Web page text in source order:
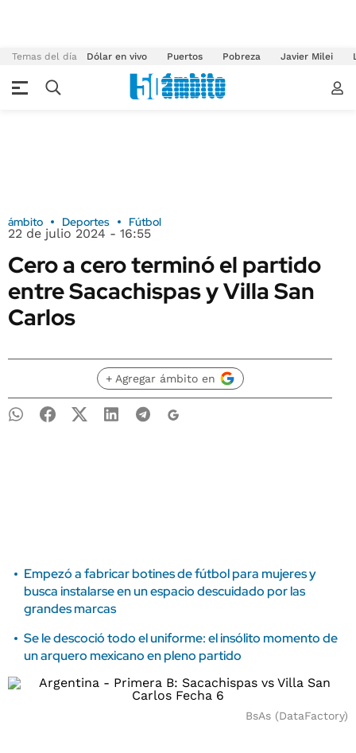
Temas del día Dólar en vivo Puertos Pobreza Javier Milei
ámbito Deportes Fútbol
22 de julio 2024 - 16:55
Cero a cero terminó el partido
entre Sacachispas y Villa San
Carlos
+ Agregar ámbito en
Empezó a fabricar botines de fútbol para mujeres y
busca instalarse en un espacio descuidado por las
grandes marcas
Se le descoció todo el uniforme: el insólito momento de
un arquero mexicano en pleno partido
BsAs (DataFactory)